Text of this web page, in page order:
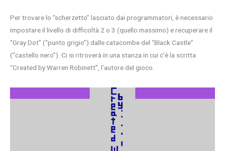
Per trovare lo “scherzetto” lasciato dai programmatori, è necessario
impostare il livello di difficoltà 2 o 3 (quello massimo) e recuperare il
“Gray Dot” (“punto grigio”) dalle catacombe del “Black Castle”
(“castello nero”). Ci si ritroverà in una stanza in cui c’è la scritta
“Created by Warren Robinett”, l’autore del gioco.